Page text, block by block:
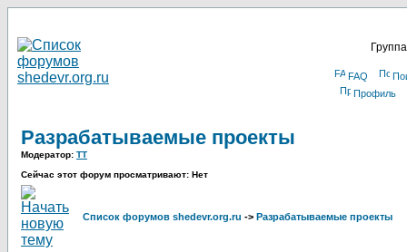
FAQ
Профиль
Разрабатываемые проекты
Модератор: TT
Сейчас этот форум просматривают: Нет
Список форумов shedevr.org.ru -> Разрабатываемые проекты